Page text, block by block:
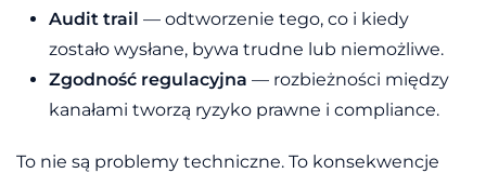
Audit trail — odtworzenie tego, co i kiedy
zostało wysłane, bywa trudne lub niemożliwe.
Zgodność regulacyjna — rozbieżności między
kanałami tworzą ryzyko prawne i compliance.
To nie są problemy techniczne. To konsekwencje